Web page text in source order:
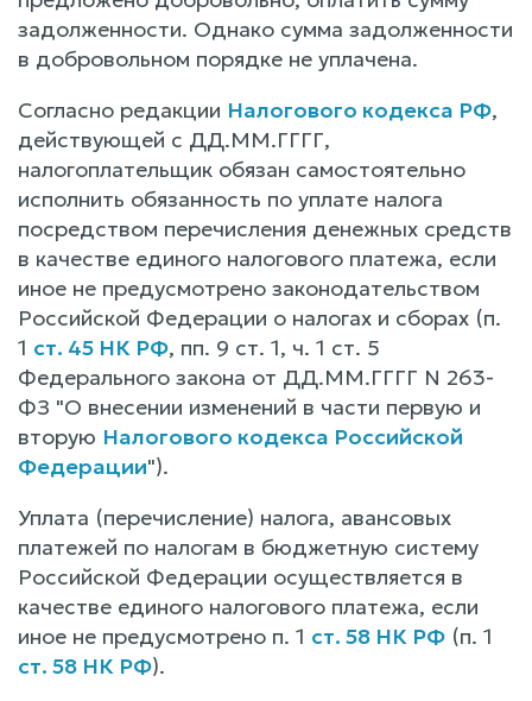
задолженности. Однако сумма задолженности
в добровольном порядке не уплачена.
Согласно редакции Налогового кодекса РФ,
действующей с ДД.ММ.ГГГГ,
налогоплательщик обязан самостоятельно
исполнить обязанность по уплате налога
посредством перечисления денежных средств
в качестве единого налогового платежа, если
иное не предусмотрено законодательством
Российской Федерации о налогах и сборах (п.
1 ст. 45 НК РФ, пп. 9 ст. 1, ч. 1 ст. 5
Федерального закона от ДД.ММ.ГГГГ N 263-
ФЗ "О внесении изменений в части первую и
вторую Налогового кодекса Российской
Федерации").
Уплата (перечисление) налога, авансовых
платежей по налогам в бюджетную систему
Российской Федерации осуществляется в
качестве единого налогового платежа, если
иное не предусмотрено п. 1 ст. 58 НК РФ (п. 1
ст. 58 НК РФ).